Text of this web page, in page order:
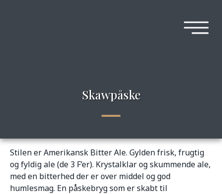
Skawpåske
Stilen er Amerikansk Bitter Ale. Gylden frisk, frugtig
og fyldig ale (de 3 F’er). Krystalklar og skummende ale,
med en bitterhed der er over middel og god
humlesmag. En påskebryg som er skabt til